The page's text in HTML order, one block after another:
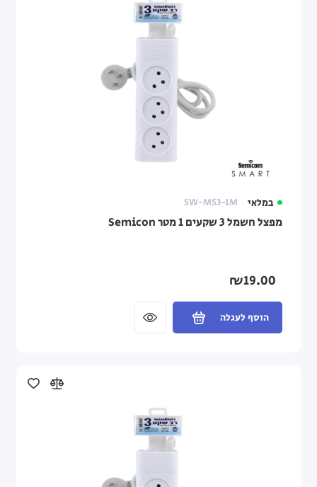
במלאי SW-MS3-1M
מפצל חשמל 3 שקעים 1 מטר Semicon
₪19.00
הוסף לעגלה